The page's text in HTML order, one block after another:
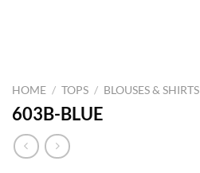
HOME / TOPS / BLOUSES & SHIRTS
603B-BLUE